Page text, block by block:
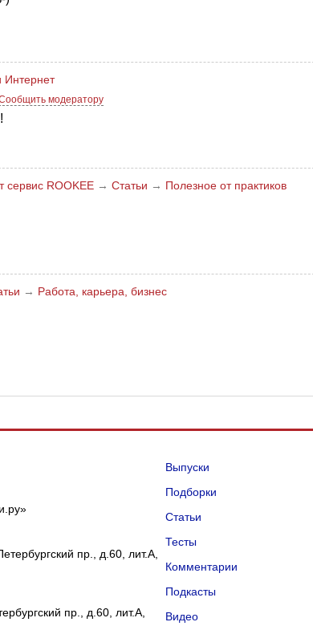
Интернет
модератору
сервис ROOKEE → Статьи → Полезное от практиков
→ Работа, карьера, бизнес
пр., д.60, лит.А,
пр., д.60, лит.А,
Выпуски
Подборки
Статьи
Тесты
Комментарии
Подкасты
Видео